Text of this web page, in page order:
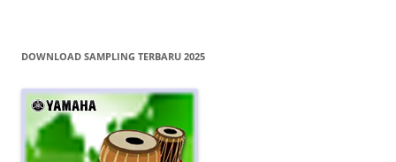
DOWNLOAD SAMPLING TERBARU 2025